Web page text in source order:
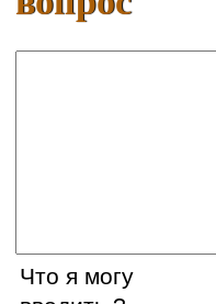
Что я могу